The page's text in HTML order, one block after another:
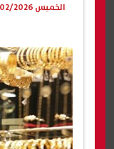
الخميس 19/02/2026 03:38 م